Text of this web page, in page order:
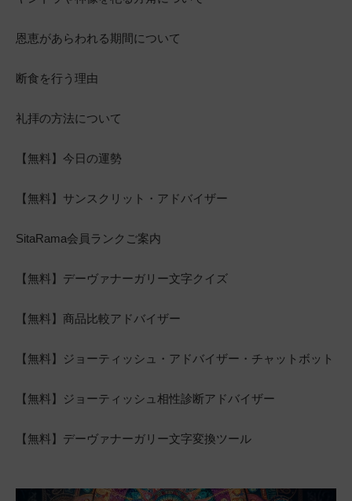
恩恵があらわれる期間について
断食を行う理由
礼拝の方法について
【無料】今日の運勢
【無料】サンスクリット・アドバイザー
SitaRama会員ランクご案内
【無料】デーヴァナーガリー文字クイズ
【無料】商品比較アドバイザー
【無料】ジョーティッシュ・アドバイザー・チャットボット
【無料】ジョーティッシュ相性診断アドバイザー
【無料】デーヴァナーガリー文字変換ツール